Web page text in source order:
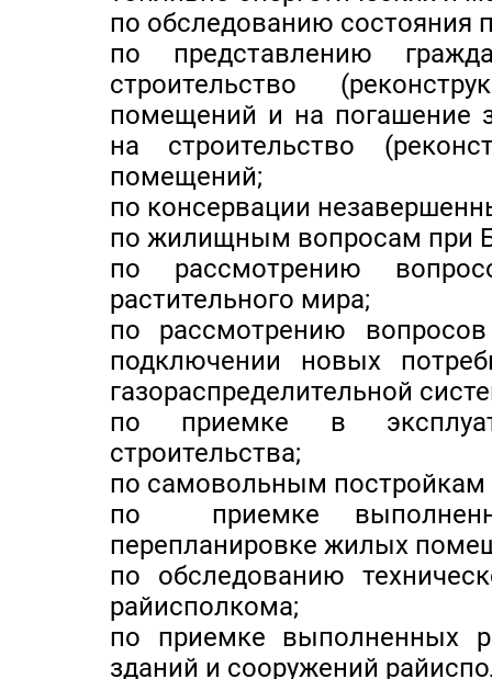
по обследованию состояния
по представлению
строительство
помещений и на погашение
на строительство
помещений;
по консервации
по жилищным вопросам при
по рассмотрению
растительного мира;
по рассмотрению
подключении новых
газораспределительной
по приемке в
строительства;
по самовольным постройкам
по приемке
перепланировке жилых
по обследованию
райисполкома;
по приемке выполненных
зданий и сооружений